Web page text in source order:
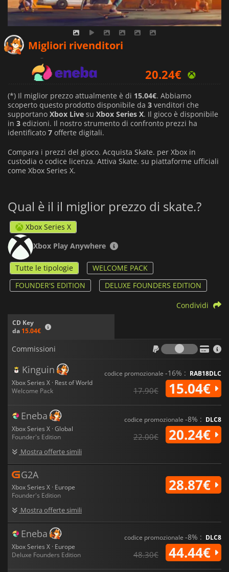
Migliori rivenditori
20.24€
28.87€
(*) Il miglior prezzo attualmente è di 15.04€. Abbiamo
scoperto questo prodotto disponibile da 3 venditori che
supportano Xbox Live su Xbox Series X. Il gioco è disponibile
in 3 edizioni. Il nostro strumento di confronto prezzi ha
identificato 7 offerte digitali.
Compara i prezzi del gioco. Acquista Skate. per Xbox in
custodia o codice licenza. Attiva Skate. su piattaforme ufficiali
come Xbox Series X.
Qual è il il miglior prezzo di skate.?
Xbox Series X
Xbox Play Anywhere
Tutte le tipologie
WELCOME PACK
FOUNDER'S EDITION
DELUXE FOUNDERS EDITION
CD Key
da 15.04€
Condividi
Commissioni
Kinguin
Xbox Series X · Rest of World
Welcome Pack
codice promozionale -16% : RAB18DLC
17.90€ 15.04€
Eneba
Xbox Series X · Global
Founder's Edition
Mostra offerte simili
codice promozionale -8% : DLC8
22.00€ 20.24€
G2A
Xbox Series X · Europe
Founder's Edition
Mostra offerte simili
28.87€
Eneba
Xbox Series X · Europe
Deluxe Founders Edition
codice promozionale -8% : DLC8
48.30€ 44.44€